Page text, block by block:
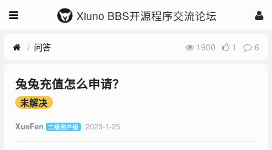
Xiuno BBS开源程序交流论坛
问答 1900 1 6
兔兔充值怎么申请？
未解决
XueFen 二级用户组 2023-1-25